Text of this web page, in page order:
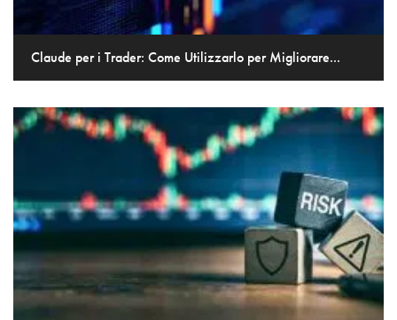
Claude per i Trader: Come Utilizzarlo per Migliorare...